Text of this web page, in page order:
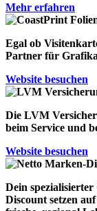
Mehr erfahren
Egal ob
Partner für
Website besuchen
Die LVM
beim Service und
Website besuchen
Dein
Discount setzen